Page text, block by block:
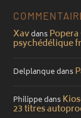
Xavdans
psychédélique
Delplanquedans
Philippedans
23 titres